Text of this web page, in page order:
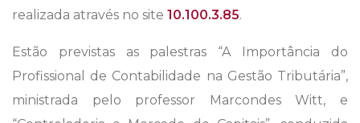
realizada através no site 10.100.3.85.
Estão previstas as palestras “A Importância do
Profissional de Contabilidade na Gestão Tributária”,
ministrada pelo professor Marcondes Witt, e